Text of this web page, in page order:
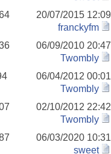
20/07/2015 12:09
franckyfm
06/09/2010 20:47
Twombly
06/04/2012 00:01
Twombly
02/10/2012 22:42
Twombly
06/03/2020 10:31
sweet